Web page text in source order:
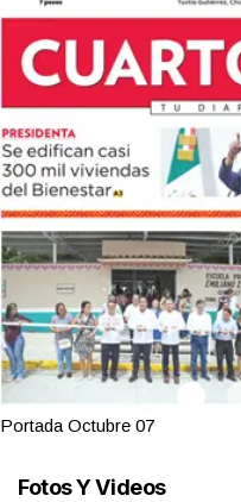
Portada Octubre 07
Fotos Y Videos